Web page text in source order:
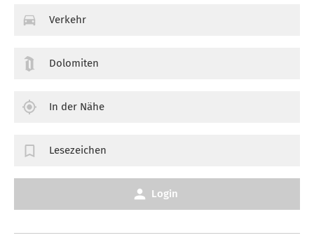
Verkehr
Dolomiten
In der Nähe
Lesezeichen
Login